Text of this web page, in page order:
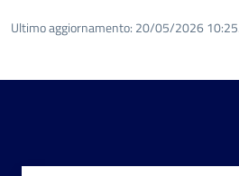
Ultimo aggiornamento: 20/05/2026